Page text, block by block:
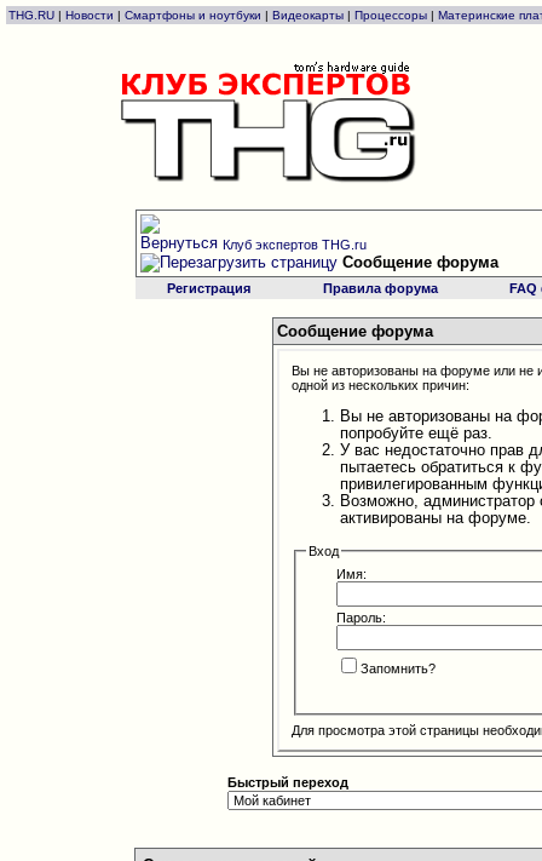
THG.RU | Новости | Смартфоны и ноутбуки | Видеокарты | Процессоры | Материнские
Клуб экспертов THG.ru
Сообщение форума
Регистрация Правила форума
Сообщение форума
Вы не авторизованы на форуме или не
одной из нескольких причин:
Вы не авторизованы на
попробуйте ещё раз.
У вас недостаточно прав
пытаетесь обратиться к
привилегированным
Возможно,
активированы на форуме.
Вход
Имя:
Пароль:
Запомнить?
Для просмотра этой страницы
Быстрый переход